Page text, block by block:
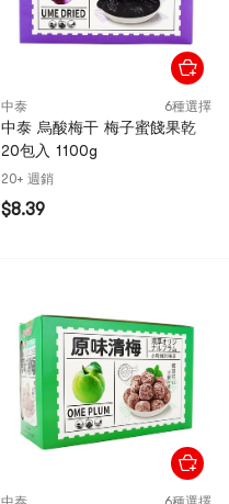
中泰 6種選擇
中泰 烏酸梅干 梅子蜜餞果乾
20包入 1100g
20+ 週銷
$8.39